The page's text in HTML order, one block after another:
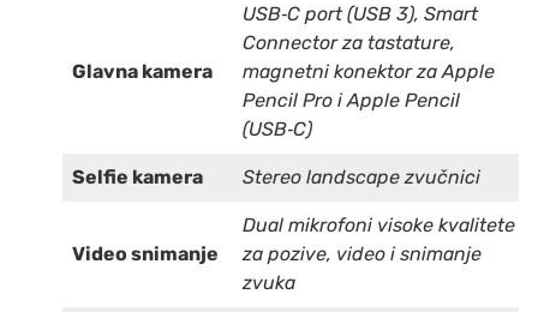
Glavna kamera
USB‑C port (USB 3), Smart
Connector za tastature,
magnetni konektor za Apple
Pencil Pro i Apple Pencil
(USB‑C)
Selfie kamera Stereo landscape zvučnici
Video snimanje
Dual mikrofoni visoke kvalitete
za pozive, video i snimanje
zvuka